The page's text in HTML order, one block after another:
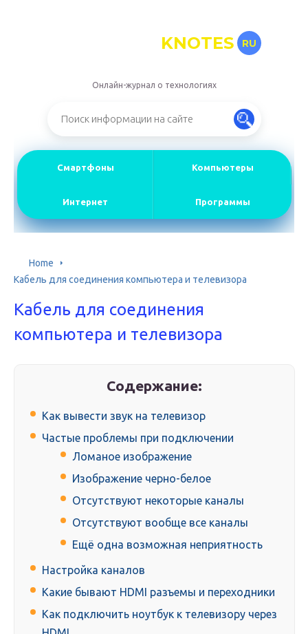
KNOTES RU
Онлайн-журнал о технологиях
Смартфоны Компьютеры
Интернет Программы
Home
Кабель для соединения компьютера и телевизора
Кабель для соединения
компьютера и телевизора
Содержание:
Как вывести звук на телевизор
Частые проблемы при подключении
Ломаное изображение
Изображение черно-белое
Отсутствуют некоторые каналы
Отсутствуют вообще все каналы
Ещё одна возможная неприятность
Настройка каналов
Какие бывают HDMI разъемы и переходники
Как подключить ноутбук к телевизору через